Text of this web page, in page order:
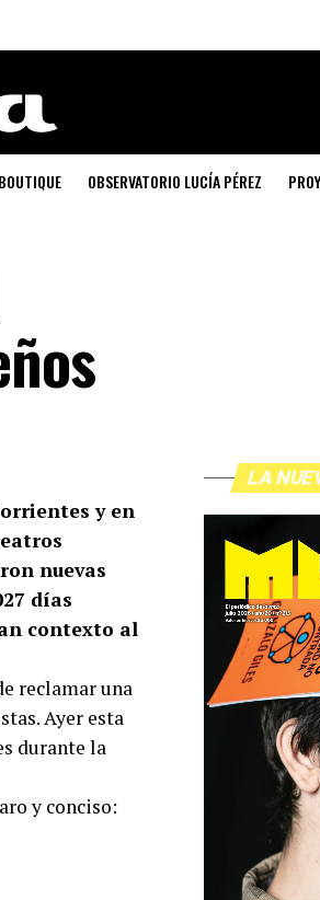
OBSERVATORIO LUCÍA PÉREZ
y en
nuevas
días
contexto al
reclamar una
Ayer esta
durante la
y conciso:
LA